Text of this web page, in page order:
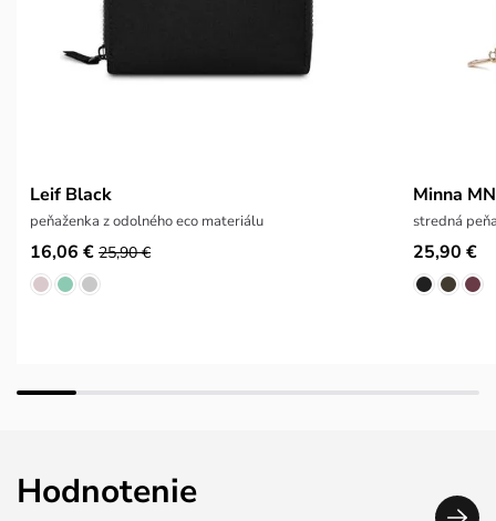
Leif Black
peňaženka z odolného eco materiálu
16,06 € 25,90 €
Minna
stredná
25,90 €
Hodnotenie